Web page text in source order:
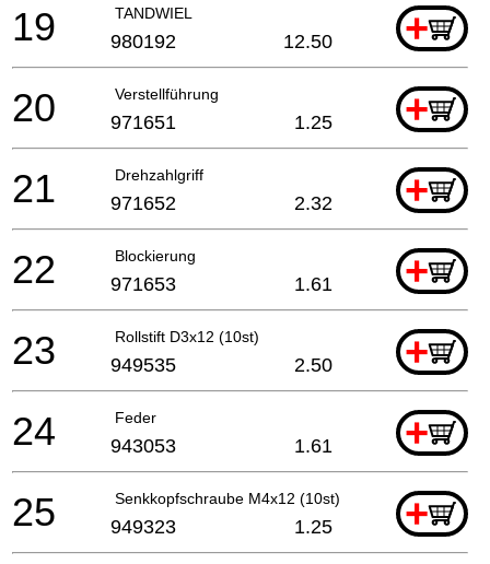
TANDWIEL +
19 980192 12.50
Verstellführung +
20 971651 1.25
Drehzahlgriff +
21 971652 2.32
Blockierung +
22 971653 1.61
Rollstift D3x12 (10st) +
23 949535 2.50
Feder +
24 943053 1.61
Senkkopfschraube M4x12 (10st) +
25 949323 1.25